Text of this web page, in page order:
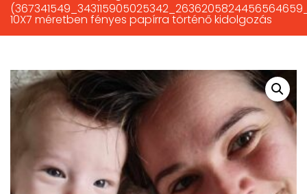
10X7 méretben fényes papírra történő kidolgozás